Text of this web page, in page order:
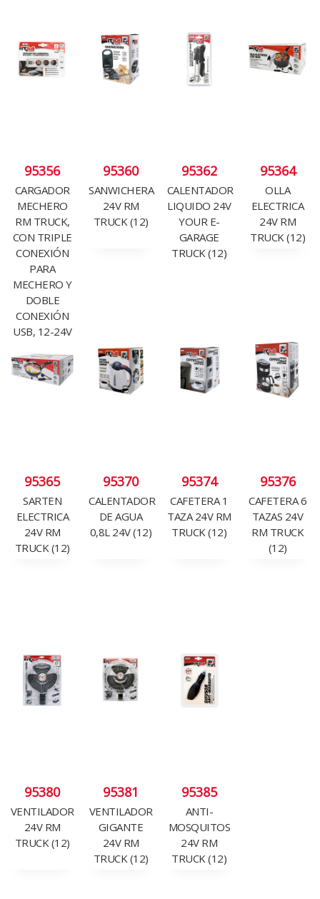
95356
CARGADOR
MECHERO
RM TRUCK,
CON TRIPLE
CONEXIÓN
PARA
MECHERO Y
DOBLE
CONEXIÓN
USB, 12-24V
95360
SANWICHERA
24V RM
TRUCK (12)
95362
CALENTADOR
LIQUIDO 24V
YOUR E-
GARAGE
TRUCK (12)
95364
OLLA
ELECTRICA
24V RM
TRUCK (12)
95365
SARTEN
ELECTRICA
24V RM
TRUCK (12)
95370
CALENTADOR
DE AGUA
0,8L 24V (12)
95374
CAFETERA 1
TAZA 24V RM
TRUCK (12)
95376
CAFETERA 6
TAZAS 24V
RM TRUCK
(12)
95380
VENTILADOR
24V RM
TRUCK (12)
95381
VENTILADOR
GIGANTE
24V RM
TRUCK (12)
95385
ANTI-
MOSQUITOS
24V RM
TRUCK (12)